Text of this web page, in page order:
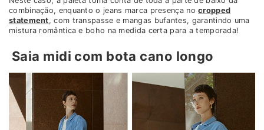
combinação, enquanto o jeans marca presença nocropped
statement, com transpasse e mangas bufantes, garantindo uma
mistura romântica e boho na medida certa para a temporada!
Saia midi com bota cano longo